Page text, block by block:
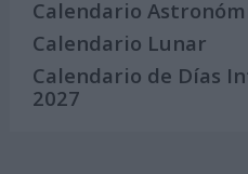
Calendario
Calendario Lunar
Calendario de Días
2027